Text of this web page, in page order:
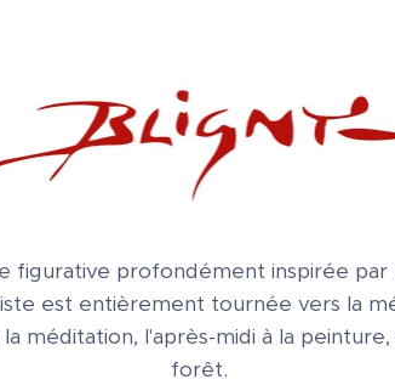
figurative profondément inspirée par
est entièrement tournée vers la
méditation, l'après-midi à la
forêt.